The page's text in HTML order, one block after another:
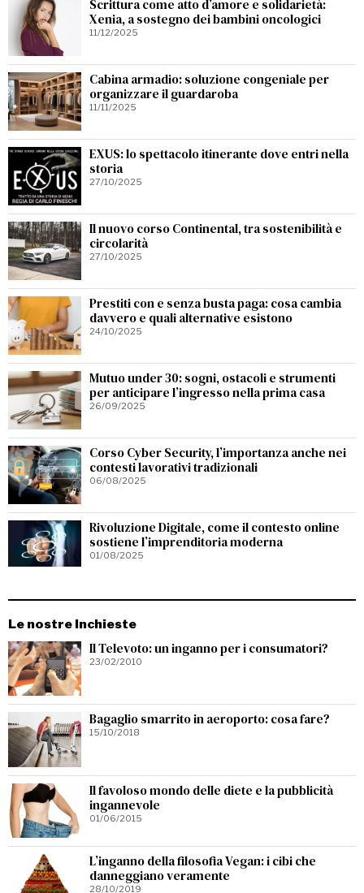
Scrittura come atto d’amore e solidarietà:
Xenia, a sostegno dei bambini oncologici
11/12/2025
Cabina armadio: soluzione congeniale per
organizzare il guardaroba
11/11/2025
EXUS: lo spettacolo itinerante dove entri nella
storia
27/10/2025
Il nuovo corso Continental, tra sostenibilità e
circolarità
27/10/2025
Prestiti con e senza busta paga: cosa cambia
davvero e quali alternative esistono
24/10/2025
Mutuo under 30: sogni, ostacoli e strumenti
per anticipare l’ingresso nella prima casa
26/09/2025
Corso Cyber Security, l’importanza anche nei
contesti lavorativi tradizionali
06/08/2025
Rivoluzione Digitale, come il contesto online
sostiene l’imprenditoria moderna
01/08/2025
Le nostre Inchieste
Il Televoto: un inganno per i consumatori?
23/02/2010
Bagaglio smarrito in aeroporto: cosa fare?
15/10/2018
Il favoloso mondo delle diete e la pubblicità
ingannevole
01/06/2015
L’inganno della filosofia Vegan: i cibi che
danneggiano veramente
28/10/2019